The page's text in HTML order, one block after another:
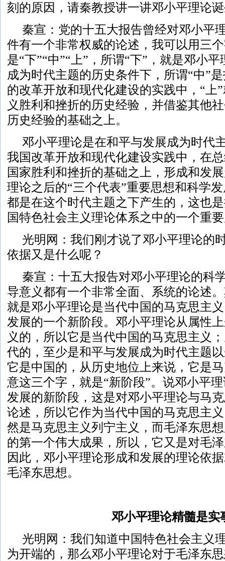
刻的原因，请秦教授讲一讲邓小平理论
秦宣：党的十五大报告曾经对邓小平
件有一个非常权威的论述，我可以用三
是“下”“中”“上”，所谓“下”，就是邓小
成为时代主题的历史条件下，所谓“中”
的改革开放和现代化建设的实践中，“上
义胜利和挫折的历史经验，并借鉴其他
历史经验的基础之上。
邓小平理论是在和平与发展成为时代
我国改革开放和现代化建设实践中，在
国家胜利和挫折的基础之上，形成和发
理论之后的“三个代表”重要思想和科学
都是在这个时代主题之下产生的，这也
国特色社会主义理论体系之中的一个重
光明网：我们刚才说了邓小平理论的
依据又是什么呢？
秦宣：十五大报告对邓小平理论的科
导意义都有一个非常全面、系统的论述
就是邓小平理论是当代中国的马克思主
发展的一个新阶段。邓小平理论从属性
义的，所以它是当代中国的马克思主义
代的，至少是和平与发展成为时代主题
它是中国的，从历史地位上来说，它是
意这三个字，就是“新阶段”。说邓小平
发展的新阶段，这是对邓小平理论与马
论述，所以它作为当代中国的马克思主
然是马克思主义列宁主义，而毛泽东思
的第一个伟大成果，所以，它又是对毛
因此，邓小平理论形成和发展的理论依
毛泽东思想。
邓小平理论精髓是实
光明网：我们知道中国特色社会主义
为开端的，那么邓小平理论对于毛泽东